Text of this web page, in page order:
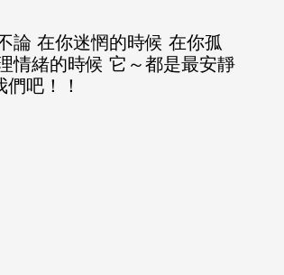
論 在你迷惘的時候 在你孤
情緒的時候 它～都是最安靜
吧！！